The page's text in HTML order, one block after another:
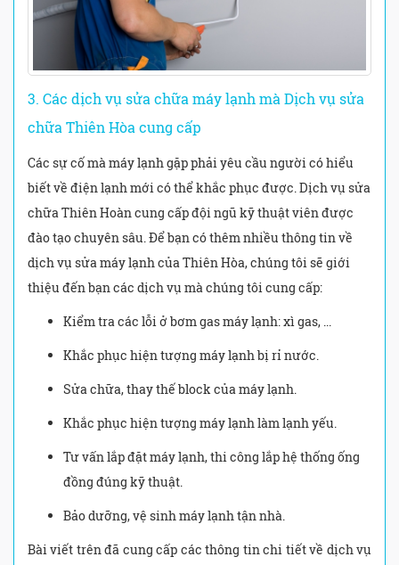
3. Các dịch vụ sửa chữa máy lạnh mà Dịch vụ sửa
chữa Thiên Hòa cung cấp
Các sự cố mà máy lạnh gặp phải yêu cầu người có hiểu
biết về điện lạnh mới có thể khắc phục được. Dịch vụ sửa
chữa Thiên Hoàn cung cấp đội ngũ kỹ thuật viên được
đào tạo chuyên sâu. Để bạn có thêm nhiều thông tin về
dịch vụ sửa máy lạnh của Thiên Hòa, chúng tôi sẽ giới
thiệu đến bạn các dịch vụ mà chúng tôi cung cấp:
Kiểm tra các lỗi ở bơm gas máy lạnh: xì gas, ...
Khắc phục hiện tượng máy lạnh bị rỉ nước.
Sửa chữa, thay thế block của máy lạnh.
Khắc phục hiện tượng máy lạnh làm lạnh yếu.
Tư vấn lắp đặt máy lạnh, thi công lắp hệ thống ống
đồng đúng kỹ thuật.
Bảo dưỡng, vệ sinh máy lạnh tận nhà.
Bài viết trên đã cung cấp các thông tin chi tiết về dịch vụ